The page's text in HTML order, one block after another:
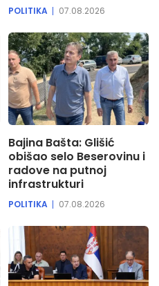
POLITIKA 07.08.2026
Bajina Bašta: Glišić
obišao selo Beserovinu i
radove na putnoj
infrastrukturi
POLITIKA 07.08.2026